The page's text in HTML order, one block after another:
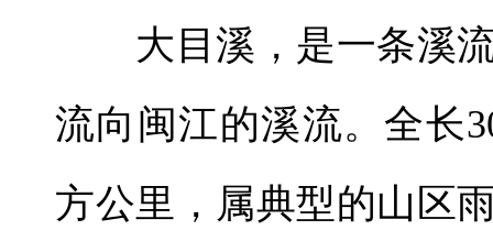
大目溪，是一条溪流
流向闽江的溪流。全长
方公里，属典型的山区